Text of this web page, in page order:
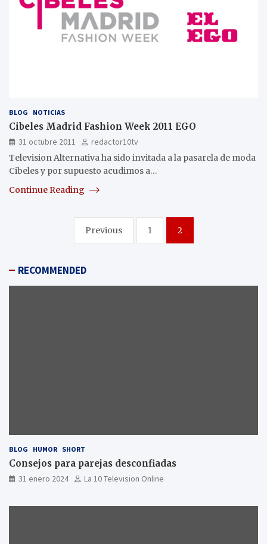
BLOG NOTICIAS
Cibeles Madrid Fashion Week 2011 EGO
31 octubre 2011
redactor10tv
Television Alternativa ha sido invitada a la pasarela de moda
Cibeles y por supuesto acudimos a…
Continue Reading
Paginación
entradas
Previous 1 2
RECOMMENDED
BLOG HUMOR SHORT
Consejos para parejas desconfiadas
31 enero 2024 La 10 Television Online